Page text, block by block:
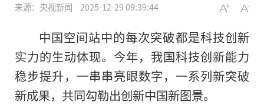
来源：央视新闻 2025-12-29 09:39:44
中国空间站中的每次突破都是科技创新
实力的生动体现。今年，我国科技创新能力
稳步提升，一串串亮眼数字，一系列新突破
新成果，共同勾勒出创新中国新图景。